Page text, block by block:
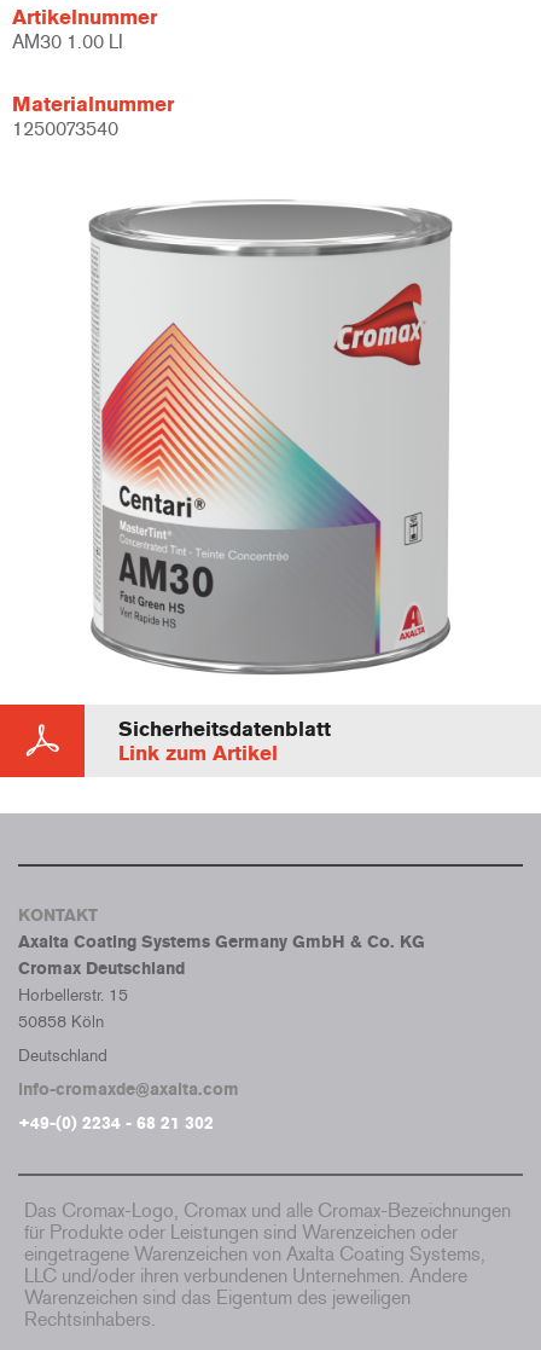
Artikelnummer
AM30 1.00 LI
Materialnummer
1250073540
Sicherheitsdatenblatt
Link zum Artikel
KONTAKT
Axalta Coating Systems Germany GmbH & Co. KG
Cromax Deutschland
Horbellerstr. 15
50858 Köln
Deutschland
info-cromaxde@axalta.com
+49-(0) 2234 - 68 21 302
Das Cromax-Logo, Cromax und alle Cromax-Bezeichnungen
für Produkte oder Leistungen sind Warenzeichen oder
eingetragene Warenzeichen von Axalta Coating Systems,
LLC und/oder ihren verbundenen Unternehmen. Andere
Warenzeichen sind das Eigentum des jeweiligen
Rechtsinhabers.